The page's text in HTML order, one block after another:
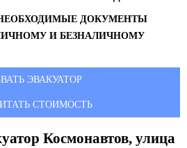
ДОКУМЕНТЫ
И БЕЗНАЛИЧНОМУ
ЭВАКУАТОР
СТОИМОСТЬ
Космонавтов, улица